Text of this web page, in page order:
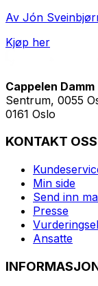
Av Jón
Kjøp her
Cappelen Damm
Sentrum, 0055
0161 Oslo
KONTAKT OSS
Min side
Send inn
Presse
Ansatte